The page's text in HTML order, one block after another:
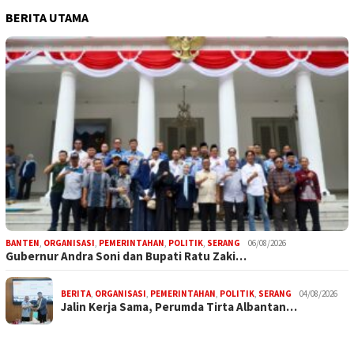
BERITA UTAMA
BANTEN ORGANISASI PEMERINTAHAN POLITIK SERANG 06/08/2026
Gubernur Andra Soni dan Bupati Ratu Zaki…
BERITA ORGANISASI PEMERINTAHAN POLITIK SERANG 04/08/2026
Jalin Kerja Sama, Perumda Tirta Albantan…